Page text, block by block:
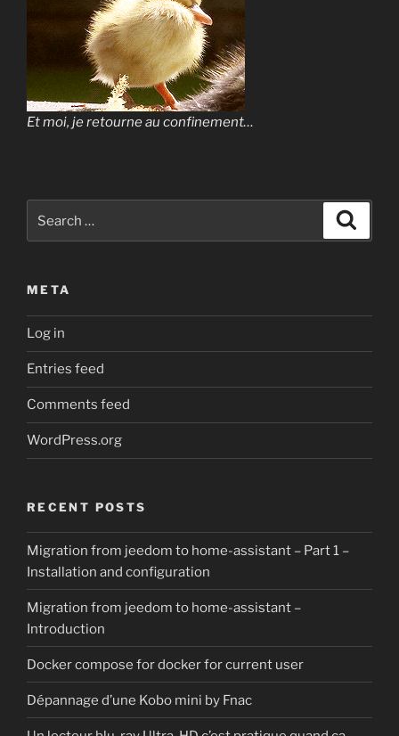
Et moi, je retourne au confinement…
for:
META
Log in
Entries feed
Comments feed
WordPress.org
RECENT POSTS
Migration from jeedom to home-assistant – Part 1 –
Installation and configuration
Migration from jeedom to home-assistant –
Introduction
Docker compose for docker for current user
Dépannage d’une Kobo mini by Fnac